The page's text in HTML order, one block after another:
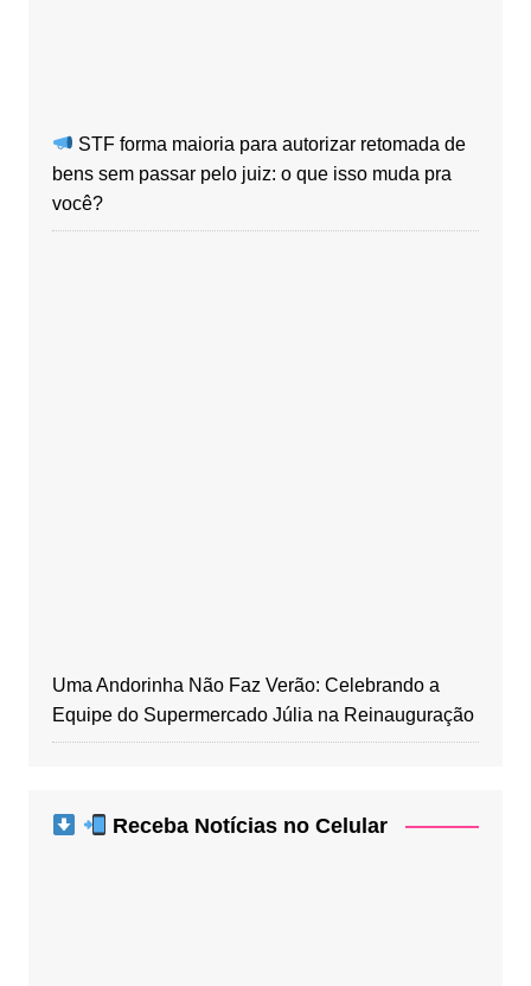
STF forma maioria para autorizar retomada de
bens sem passar pelo juiz: o que isso muda pra
você?
Uma Andorinha Não Faz Verão: Celebrando a
Equipe do Supermercado Júlia na Reinauguração
Receba Notícias no Celular